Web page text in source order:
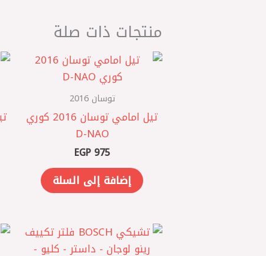
منتجات ذات صلة
توسان 2016
تيل امامي توسان 2016 كوري
D-NAO
EGP975
إضافة إلى السلة